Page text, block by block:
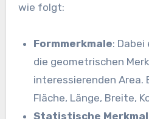
wie folgt:
Formmerkmale:
die geometrischen
interessierenden Area.
Fläche, Länge, Breite,
Statistische